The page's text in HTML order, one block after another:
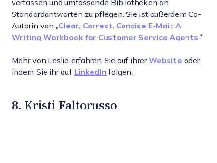
verfassen und umfassende Bibliotheken an
Standardantworten zu pflegen. Sie ist außerdem Co-
Autorin von „Clear, Correct, Concise E-Mail: A
Writing Workbook for Customer Service Agents .“
Mehr von Leslie erfahren Sie auf ihrerWebsite oder
indem Sie ihr auf LinkedIn folgen.
8. Kristi Faltorusso